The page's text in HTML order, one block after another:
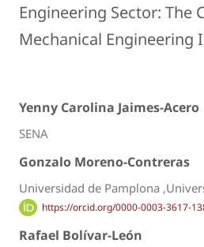
Engineering Sector: The
Mechanical Engineering
Yenny Carolina Jaimes-Acero
SENA
Gonzalo Moreno-Contreras
Universidad de Pamplona
https://orcid.org/0000-0003-3617-
Rafael Bolívar-León